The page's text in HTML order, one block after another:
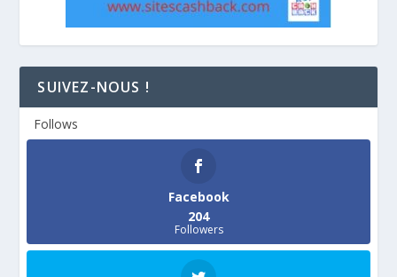
SUIVEZ-NOUS !
Follows
Facebook
204
Followers